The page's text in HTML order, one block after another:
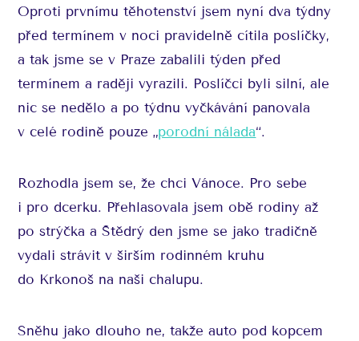
Oproti prvnímu těhotenství jsem nyní dva týdny
před termínem v noci pravidelně cítila poslíčky,
a tak jsme se v Praze zabalili týden před
termínem a raději vyrazili. Poslíčci byli silní, ale
nic se nedělo a po týdnu vyčkávání panovala
v celé rodině pouze „porodní nálada“.
Rozhodla jsem se, že chci Vánoce. Pro sebe
i pro dcerku. Přehlasovala jsem obě rodiny až
po strýčka a Štědrý den jsme se jako tradičně
vydali strávit v širším rodinném kruhu
do Krkonoš na naši chalupu.
Sněhu jako dlouho ne, takže auto pod kopcem